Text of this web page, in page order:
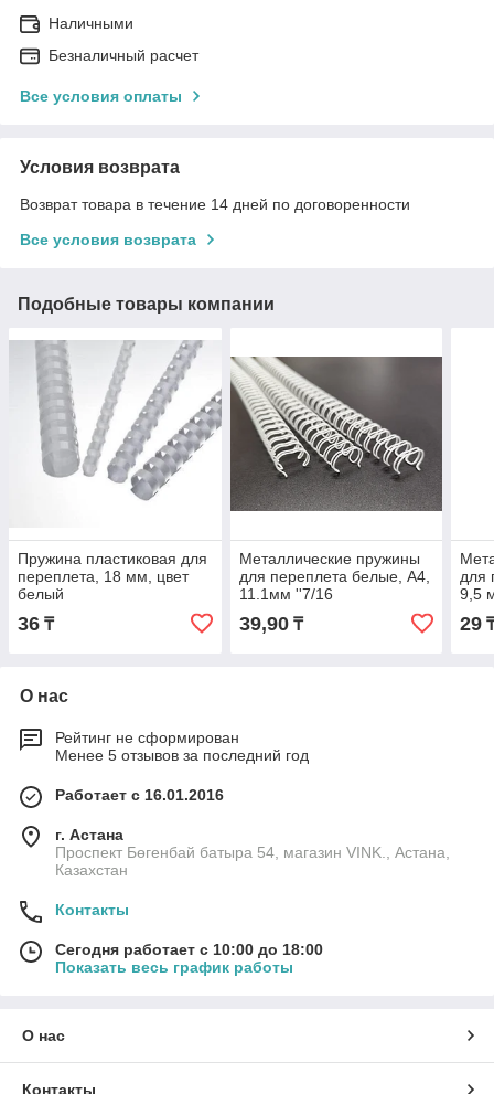
Наличными
Безналичный расчет
Все условия оплаты
Условия возврата
Возврат товара в течение 14 дней по договоренности
Все условия возврата
Подобные товары компании
Пружина пластиковая для
переплета, 18 мм, цвет
белый
36 ₸
Металлические пружины
для переплета белые, А4,
11.1мм ''7/16
39,90₸
для
9,5
29
О нас
Рейтинг не сформирован
Менее 5 отзывов за последний год
Работает с 16.01.2016
г. Астана
Проспект Бөгенбай батыра 54, магазин VINK., Астана,
Казахстан
Контакты
Сегодня работает с 10:00 до 18:00
Показать весь график работы
О нас
Контакты